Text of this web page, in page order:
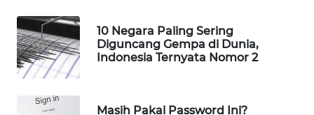
10 Negara Paling Sering
Diguncang Gempa di Dunia,
Indonesia Ternyata Nomor 2
Masih Pakai Password Ini?
WAHANA
OTOMOTIF
WAHANA
HEALTH